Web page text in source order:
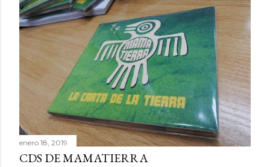
enero 18, 2019
CDS DE MAMATIERRA